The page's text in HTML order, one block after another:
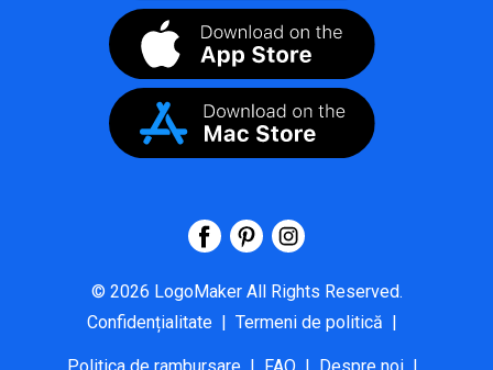
© 2026 LogoMaker All Rights Reserved.
Confidențialitate | Termeni de politică |